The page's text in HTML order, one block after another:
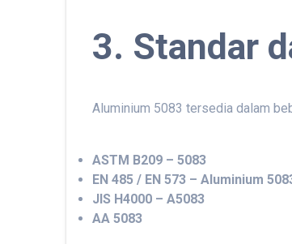
3. Standar
Aluminium 5083 tersedia dalam
ASTM B209 – 5083
EN 485 / EN 573 – Aluminium
JIS H4000 – A5083
AA 5083